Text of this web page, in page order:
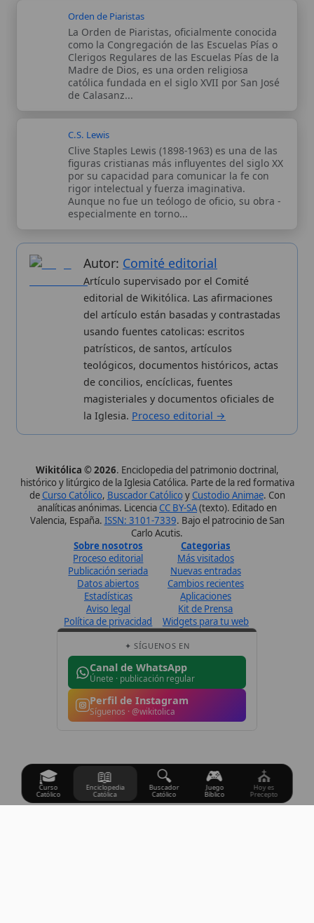
Autor: Comité editorial
Artículo supervisado por el Comité
editorial de Wikitólica. Las afirmaciones
del artículo están basadas y contrastadas
usando fuentes catolicas: escritos
patrísticos, de santos, artículos
teológicos, documentos históricos, actas
magisteriales y documentos oficiales de
la Iglesia.Proceso editorial →
Wikitólica © 2026 . Enciclopedia del patrimonio doctrinal,
histórico y litúrgico de la Iglesia Católica. Parte de la red formativa
Curso Católico,Buscador Católico yCustodio Animae
Valencia, España.ISSN: 3101-7339. Bajo el patrocinio de San
Sobre nosotros
Proceso editorial
Publicación seriada
Datos abiertos
Estadísticas
Política de privacidad
Categorias
Más visitados
Nuevas entradas
Cambios recientes
Aplicaciones
Kit de Prensa
Widgets para tu web
✦ SÍGUENOS EN
Canal de WhatsApp
Únete · publicación regular
Perfil de Instagram
Síguenos · @wikitolica